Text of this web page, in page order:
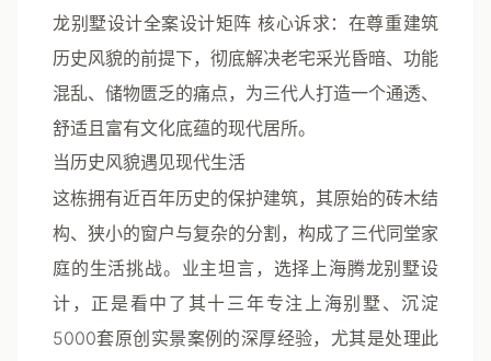
龙别墅设计全案设计矩阵核心诉求：在尊重建筑
历史风貌的前提下，彻底解决老宅采光昏暗、功能
混乱、储物匮乏的痛点，为三代人打造一个通透、
舒适且富有文化底蕴的现代居所。
当历史风貌遇见现代生活
这栋拥有近百年历史的保护建筑，其原始的砖木结
构、狭小的窗户与复杂的分割，构成了三代同堂家
庭的生活挑战。业主坦言，选择上海腾龙别墅设
计，正是看中了其十三年专注上海别墅、沉淀
5000套原创实景案例的深厚经验，尤其是处理此